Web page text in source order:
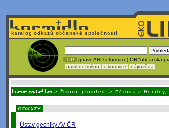
katalog odkazů občanské společnosti
! TIP : (právo AND informace) OR "občanská
navrhni změnu
o kormidle nápověda
> Životní prostředí > Příroda >Horniny,
ODKAZY
Ústav geoniky AV ČR